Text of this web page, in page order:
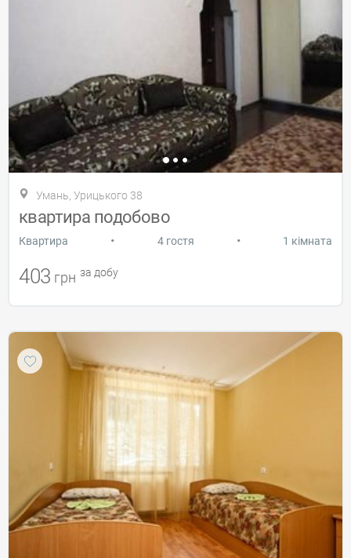
Умань, Урицького 38
квартира подобово
Квартира • 4 гостя • 1 кімната
403 грн за добу